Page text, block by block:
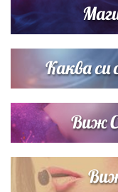
Дъщерята на Тодор
Братя Аргирови я
Каква си
Виж